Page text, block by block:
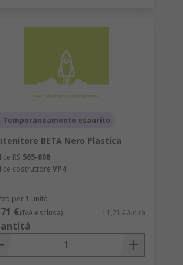
Temporaneamente esaurito
BETA Nero Plastica
RS 565-808
costruttore VP4
per 1 unità
€(IVA esclusa) 11,71 €/unità